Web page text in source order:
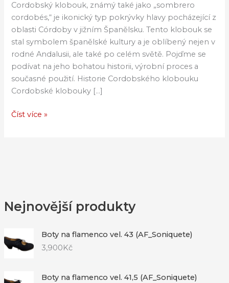
Nejnovější produkty
Boty na flamenco vel. 43 (AF_Soniquete)
3,900Kč
Boty na flamenco vel. 41,5 (AF_Soniquete)
Cordobský klobouk, známý také jako „sombrero
cordobés,“ je ikonický typ pokrývky hlavy pocházející z
oblasti Córdoby v jižním Španělsku. Tento klobouk se
stal symbolem španělské kultury a je oblíbený nejen v
rodné Andalusii, ale také po celém světě. Pojďme se
podívat na jeho bohatou historii, výrobní proces a
současné použití. Historie Cordobského klobouku
Cordobské klobouky […]
použití
Číst více »